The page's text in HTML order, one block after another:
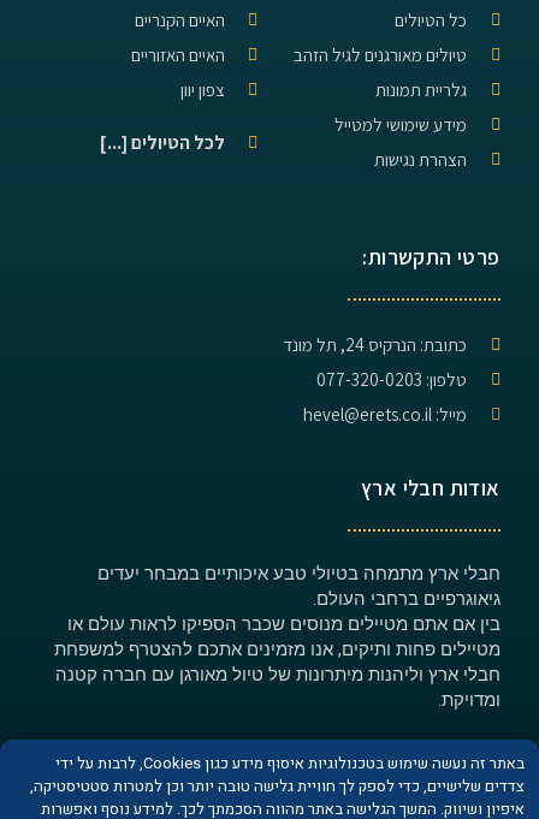
כל הטיולים
טיולים מאורגנים לגיל הזהב
גלריית תמונות
מידע שימושי למטייל
הצהרת נגישות
האיים הקנריים
האיים האזוריים
צפון יוון
לכל הטיולים [...]
פרטי התקשרות:
כתובת: הנרקיס 24, תל מונד
טלפון: 077-320-0203
מייל: hevel@erets.co.il
אודות חבלי ארץ
חבלי ארץ מתמחה בטיולי טבע איכותיים במבחר יעדים
גיאוגרפיים ברחבי העולם.
בין אם אתם מטיילים מנוסים שכבר הספיקו לראות עולם או
מטיילים פחות ותיקים, אנו מזמינים אתכם להצטרף למשפחת
חבלי ארץ וליהנות מיתרונות של טיול מאורגן עם חברה קטנה
ומדויקת.
© כל הזכויות שמורות לחברת חבלי ארץ
באתר זה נעשה שימוש בטכנולוגיות איסוף מידע כגון Cookies, לרבות על ידי
צדדים שלישיים, כדי לספק לך חוויית גלישה טובה יותר וכן למטרות סטטיסטיקה,
איפיון ושיווק. המשך הגלישה באתר מהווה הסכמתך לכך. למידע נוסף ואפשרות